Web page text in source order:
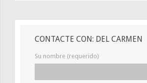
CONTACTE CON: DEL CARMEN
Su nombre (requerido)